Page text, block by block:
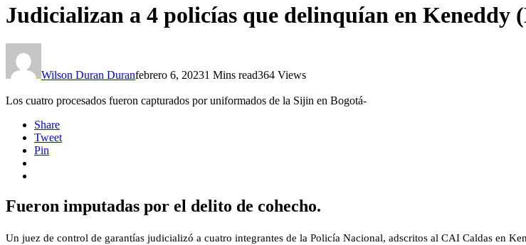
Judicializan a 4 policías que delinquían en Keneddy
Wilson Duran Duranfebrero 6, 20231 Mins read364 Views
Los cuatro procesados fueron capturados por uniformados de la Sijin en Bogotá-
Share
Tweet
Pin
Fueron imputadas por el delito de cohecho.
Un juez de control de garantías judicializó a cuatro integrantes de la Policía Nacional, adscritos al CAI Caldas en